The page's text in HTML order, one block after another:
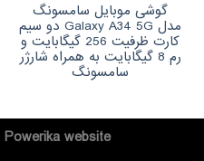
گوشی موبایل سامسونگ
مدل Galaxy A34 5G دو سیم
کارت ظرفیت 256 گیگابایت و
رم 8 گیگابایت به همراه شارژر
سامسونگ
Powerikawebsite